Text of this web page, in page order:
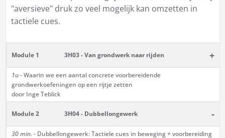
"aversieve" druk zo veel mogelijk kan omzetten in
tactiele cues.
Module 1 3H03 - Van grondwerk naar rijden +
1u -Waarin we een aantal concrete voorbereidende
grondwerkoefeningen op een rijtje zetten
door Inge Teblick
Module 2 3H04 - Dubbellongewerk -
30 min. -Dubbellongewerk: Tactiele cues in beweging + voorbereiding